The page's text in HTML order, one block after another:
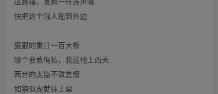
快把这个贱人拖到外边
狠狠的重打一百大板
哪个要敢徇私，我送他上西天
两旁的太监不敢怠慢
如狼似虎就往上窜